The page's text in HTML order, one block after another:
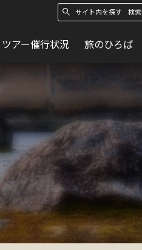
検索
ツアー催行状況 旅のひろば